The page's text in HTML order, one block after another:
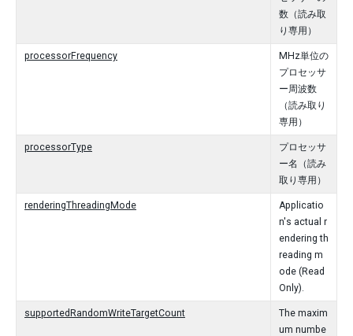
数（読み取
り専用）
processorFrequency
MHz単位の
プロセッサ
ー周波数
（読み取り
専用）
processorType
プロセッサ
ー名（読み
取り専用）
renderingThreadingMode
Applicatio
n's actual r
endering th
reading m
ode (Read
Only).
supportedRandomWriteTargetCount
The maxim
um numbe